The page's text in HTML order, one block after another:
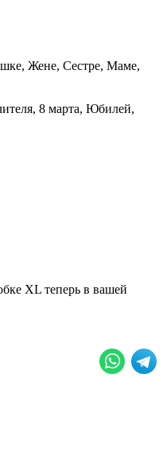
Жене, Сестре, Маме,
8 марта, Юбилей,
XL теперь в вашей